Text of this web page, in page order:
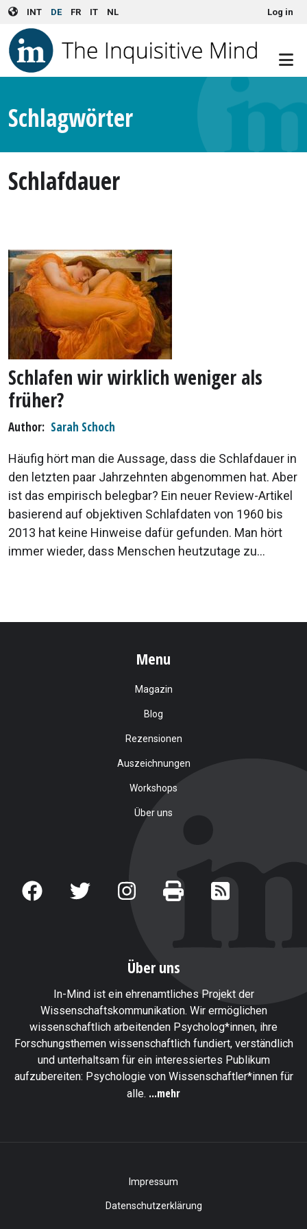
Skip to main content
INT DE FR IT NL User account menuLog in
Schlagwörter
Schlafdauer
Schlafen wir wirklich weniger als
früher?
Author Sarah Schoch
Häufig hört man die Aussage, dass die Schlafdauer in
den letzten paar Jahrzehnten abgenommen hat. Aber
ist das empirisch belegbar? Ein neuer Review-Artikel
basierend auf objektiven Schlafdaten von 1960 bis
2013 hat keine Hinweise dafür gefunden. Man hört
immer wieder, dass Menschen heutzutage zu...
Menu
Magazin
Blog
Rezensionen
Auszeichnungen
Workshops
Über uns
Über uns
In-Mind ist ein ehrenamtliches Projekt der
Wissenschaftskommunikation. Wir ermöglichen
wissenschaftlich arbeitenden Psycholog*innen, ihre
Forschungsthemen wissenschaftlich fundiert, verständlich
und unterhaltsam für ein interessiertes Publikum
aufzubereiten: Psychologie von Wissenschaftler*innen für
alle. ...mehr
Impressum
Datenschutzerklärung